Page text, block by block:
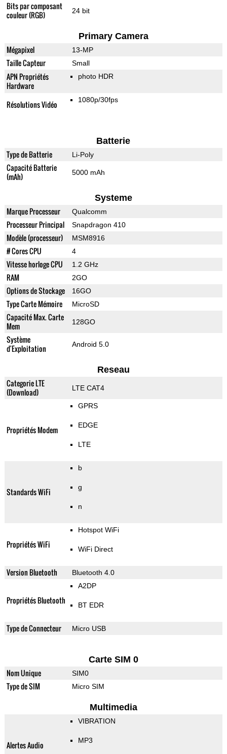
Bits par composant
couleur (RGB)
24 bit
Primary Camera
Mégapixel 13-MP
Taille Capteur Small
APN Propriétés
Hardware
photo HDR
Résolutions Vidéo 1080p/30fps
Batterie
Type de Batterie Li-Poly
Capacité Batterie
(mAh)
5000 mAh
Systeme
Marque Processeur Qualcomm
Processeur Principal Snapdragon 410
Modèle (processeur) MSM8916
# Cores CPU 4
Vitesse horloge CPU 1.2 GHz
RAM 2GO
Options de Stockage 16GO
Type Carte Mémoire MicroSD
Capacité Max. Carte
Mem
128GO
Système
d'Exploitation
Android 5.0
Reseau
Categorie LTE
(Download)
LTE CAT4
Propriétés Modem
GPRS
EDGE
LTE
Standards WiFi
b
g
n
Propriétés WiFi
Hotspot WiFi
WiFi Direct
Version Bluetooth Bluetooth 4.0
Propriétés Bluetooth
A2DP
BT EDR
Type de Connecteur Micro USB
Carte SIM 0
Nom Unique SIM0
Type de SIM Micro SIM
Multimedia
Alertes Audio
VIBRATION
MP3